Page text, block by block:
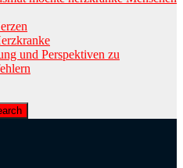
und Perspektiven zu